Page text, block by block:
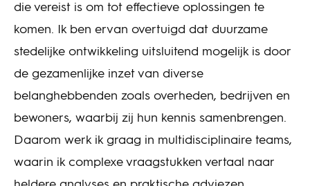
die vereist is om tot effectieve oplossingen te
komen. Ik ben ervan overtuigd dat duurzame
stedelijke ontwikkeling uitsluitend mogelijk is door
de gezamenlijke inzet van diverse
belanghebbenden zoals overheden, bedrijven en
bewoners, waarbij zij hun kennis samenbrengen.
Daarom werk ik graag in multidisciplinaire teams,
waarin ik complexe vraagstukken vertaal naar